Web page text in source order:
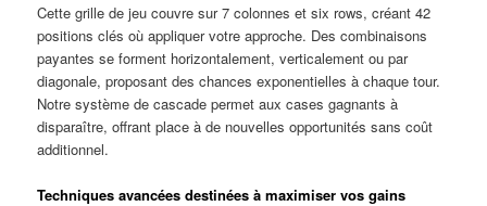
Cette grille de jeu couvre sur 7 colonnes et six rows, créant 42
positions clés où appliquer votre approche. Des combinaisons
payantes se forment horizontalement, verticalement ou par
diagonale, proposant des chances exponentielles à chaque tour.
Notre système de cascade permet aux cases gagnants à
disparaître, offrant place à de nouvelles opportunités sans coût
additionnel.
Techniques avancées destinées à maximiser vos gains